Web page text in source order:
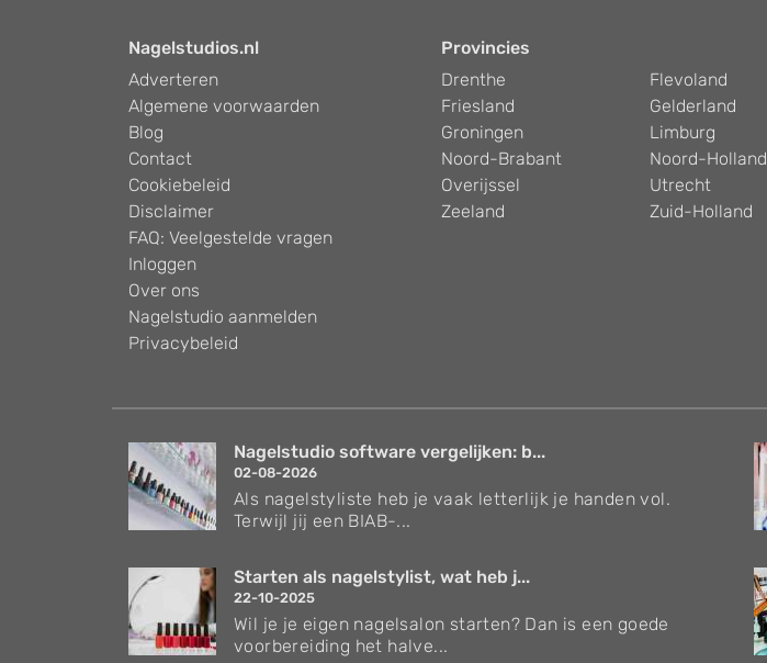
Nagelstudios.nl
Adverteren
Algemene voorwaarden
Blog
Contact
Cookiebeleid
Disclaimer
FAQ: Veelgestelde vragen
Inloggen
Over ons
Nagelstudio aanmelden
Privacybeleid
Provincies
Drenthe
Flevoland
Friesland
Gelderland
Groningen
Limburg
Noord-Brabant
Noord-Holland
Overijssel
Utrecht
Zeeland
Zuid-Holland
Nagelstudio software vergelijken: b...
02-08-2026
Als nagelstyliste heb je vaak letterlijk je handen vol.
Terwijl jij een BIAB-...
Starten als nagelstylist, wat heb j...
22-10-2025
Wil je je eigen nagelsalon starten? Dan is een goede
voorbereiding het halve...